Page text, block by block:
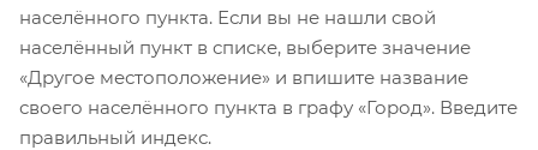
населённого пункта. Если вы не нашли свой
населённый пункт в списке, выберите значение
«Другое местоположение» и впишите название
своего населённого пункта в графу «Город». Введите
правильный индекс.